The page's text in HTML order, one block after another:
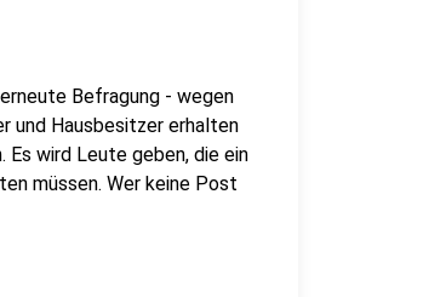
Befragung - wegen
und Hausbesitzer erhalten
wird Leute geben, die ein
müssen. Wer keine Post